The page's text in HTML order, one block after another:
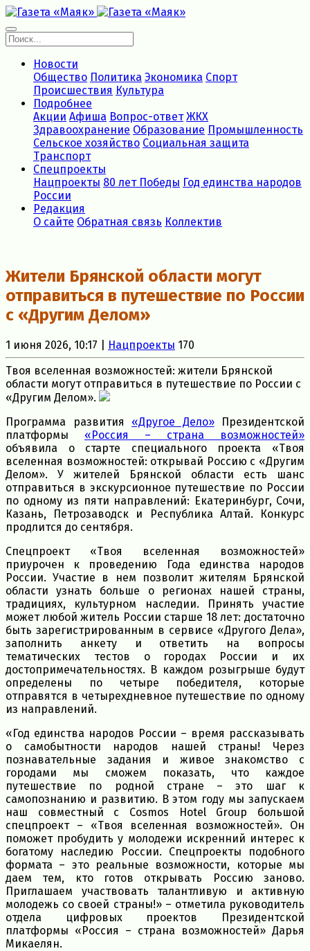
Новости
Общество Политика Экономика Спорт
Происшествия Культура
Подробнее
Акции Афиша Вопрос-ответ ЖКХ
Здравоохранение Образование Промышленность
Сельское хозяйство Социальная защита
Транспорт
Спецпроекты
Нацпроекты 80 лет Победы Год единства народов
России
Редакция
О сайте Обратная связь Коллектив
Жители Брянской области могут
отправиться в путешествие по России
с «Другим Делом»
1 июня 2026, 10:17 | Нацпроекты 170
Твоя вселенная возможностей: жители Брянской
области могут отправиться в путешествие по России с
«Другим Делом».
Программа развития «Другое Дело»Президентской
платформы «Россия – страна возможностей»
объявила о старте специального проекта «Твоя
вселенная возможностей: открывай Россию с «Другим
Делом». У жителей Брянской области есть шанс
отправиться в экскурсионное путешествие по России
по одному из пяти направлений: Екатеринбург, Сочи,
Казань, Петрозаводск и Республика Алтай. Конкурс
продлится до сентября.
Спецпроект «Твоя вселенная возможностей»
приурочен к проведению Года единства народов
России. Участие в нем позволит жителям Брянской
области узнать больше о регионах нашей страны,
традициях, культурном наследии. Принять участие
может любой житель России старше 18 лет: достаточно
быть зарегистрированным в сервисе «Другого Дела»,
заполнить анкету и ответить на вопросы
тематических тестов о городах России и их
достопримечательностях. В каждом розыгрыше будут
определены по четыре победителя, которые
отправятся в четырехдневное путешествие по одному
из направлений.
«Год единства народов России – время рассказывать
о самобытности народов нашей страны! Через
познавательные задания и живое знакомство с
городами мы сможем показать, что каждое
путешествие по родной стране – это шаг к
самопознанию и развитию. В этом году мы запускаем
наш совместный с Cosmos Hotel Group большой
спецпроект – «Твоя вселенная возможностей». Он
поможет пробудить у молодежи искренний интерес к
богатому наследию России. Спецпроекты подобного
формата – это реальные возможности, которые мы
даем тем, кто готов открывать Россию заново.
Приглашаем участвовать талантливую и активную
молодежь со своей страны!» – отметила руководитель
отдела цифровых проектов Президентской
платформы «Россия – страна возможностей» Дарья
Микаелян.